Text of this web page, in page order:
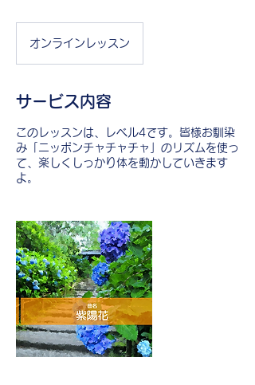
オンラインレッスン
サービス内容
このレッスンは、レベル4です。皆様お馴染
み「ニッポンチャチャチャ」のリズムを使っ
て、楽しくしっかり体を動かしていきます
よ。